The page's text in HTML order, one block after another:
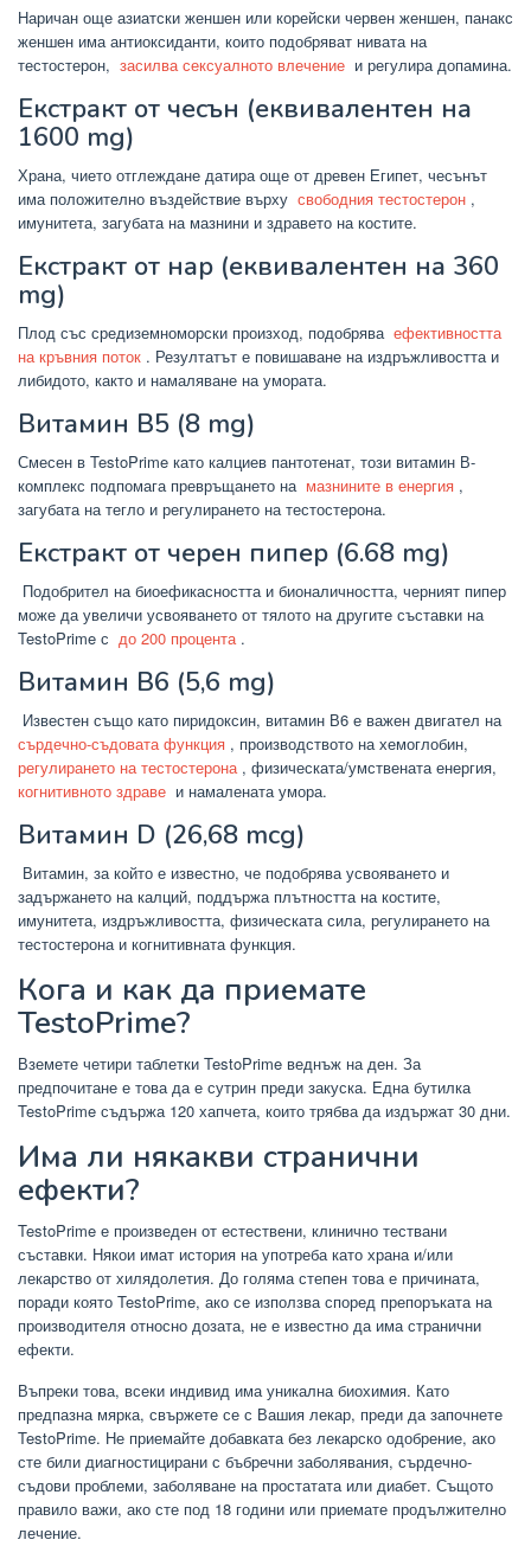
Наричан още азиатски женшен или корейски червен женшен, панакс
женшен има антиоксиданти, които подобряват нивата на
тестостерон, засилва сексуалното влечение и регулира допамина.
Екстракт от чесън (еквивалентен на
1600 mg)
Храна, чието отглеждане датира още от древен Египет, чесънът
има положително въздействие върху свободния тестостерон ,
имунитета, загубата на мазнини и здравето на костите.
Екстракт от нар (еквивалентен на 360
mg)
Плод със средиземноморски произход, подобрява ефективността
на кръвния поток . Резултатът е повишаване на издръжливостта и
либидото, както и намаляване на умората.
Витамин B5 (8 mg)
Смесен в TestoPrime като калциев пантотенат, този витамин В-
комплекс подпомага превръщането на мазнините в енергия ,
загубата на тегло и регулирането на тестостерона.
Екстракт от черен пипер (6.68 mg)
Подобрител на биоефикасността и бионаличността, черният пипер
може да увеличи усвояването от тялото на другите съставки на
TestoPrime с до 200 процента.
Витамин B6 (5,6 mg)
Известен също като пиридоксин, витамин В6 е важен двигател на
сърдечно-съдовата функция , производството на хемоглобин,
регулирането на тестостерона, физическата/умствената енергия,
когнитивното здраве и намалената умора.
Витамин D (26,68 mcg)
Витамин, за който е известно, че подобрява усвояването и
задържането на калций, поддържа плътността на костите,
имунитета, издръжливостта, физическата сила, регулирането на
тестостерона и когнитивната функция.
Кога и как да приемате
TestoPrime?
Вземете четири таблетки TestoPrime веднъж на ден. За
предпочитане е това да е сутрин преди закуска. Една бутилка
TestoPrime съдържа 120 хапчета, които трябва да издържат 30 дни.
Има ли някакви странични
ефекти?
TestoPrime е произведен от естествени, клинично тествани
съставки. Някои имат история на употреба като храна и/или
лекарство от хилядолетия. До голяма степен това е причината,
поради която TestoPrime, ако се използва според препоръката на
производителя относно дозата, не е известно да има странични
ефекти.
Въпреки това, всеки индивид има уникална биохимия. Като
предпазна мярка, свържете се с Вашия лекар, преди да започнете
TestoPrime. Не приемайте добавката без лекарско одобрение, ако
сте били диагностицирани с бъбречни заболявания, сърдечно-
съдови проблеми, заболяване на простатата или диабет. Същото
правило важи, ако сте под 18 години или приемате продължително
лечение.